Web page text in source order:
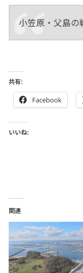
小笠原・父島の
共有:
Facebook
いいね:
関連